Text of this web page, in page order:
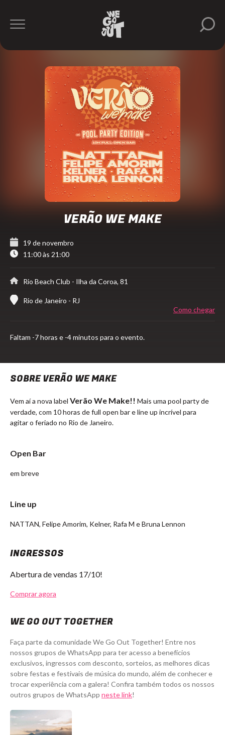
VERÃO WE MAKE
19 de novembro
11:00 às 21:00
Rio Beach Club - Ilha da Coroa, 81
Rio de Janeiro - RJ
Como chegar
Faltam -7 horas e -4 minutos para o evento.
SOBRE VERÃO WE MAKE
Vem aí a nova label Verão We Make!! Mais uma pool party de
verdade, com 10 horas de full open bar e line up incrível para
agitar o feriado no Rio de Janeiro.
Open Bar
em breve
Line up
NATTAN, Felipe Amorim, Kelner, Rafa M e Bruna Lennon
INGRESSOS
Abertura de vendas 17/10!
Comprar agora
WE GO OUT TOGETHER
Faça parte da comunidade We Go Out Together! Entre nos
nossos grupos de WhatsApp para ter acesso a benefícios
exclusivos, ingressos com desconto, sorteios, as melhores dicas
sobre festas e festivais de música do mundo, além de conhecer e
trocar experiência com a galera! Confira também todos os nossos
outros grupos de WhatsApp neste link!